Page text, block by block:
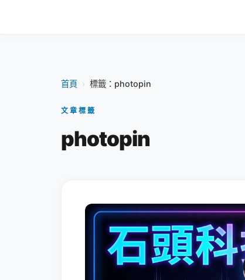
首頁 › 標籤：photopin
文章標籤
photopin